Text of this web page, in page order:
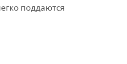
поддаются